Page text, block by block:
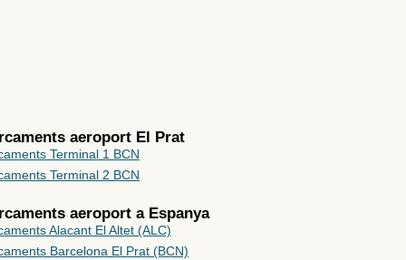
aeroport El Prat
Terminal 1 BCN
Terminal 2 BCN
aeroport a Espanya
Alacant El Altet (ALC)
Barcelona El Prat (BCN)